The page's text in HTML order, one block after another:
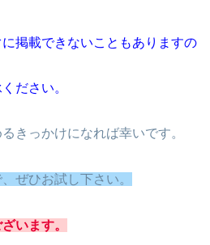
掲載できないこともありますの
さい。
きっかけになれば幸いです。
ぜひお試し下さい。
います。